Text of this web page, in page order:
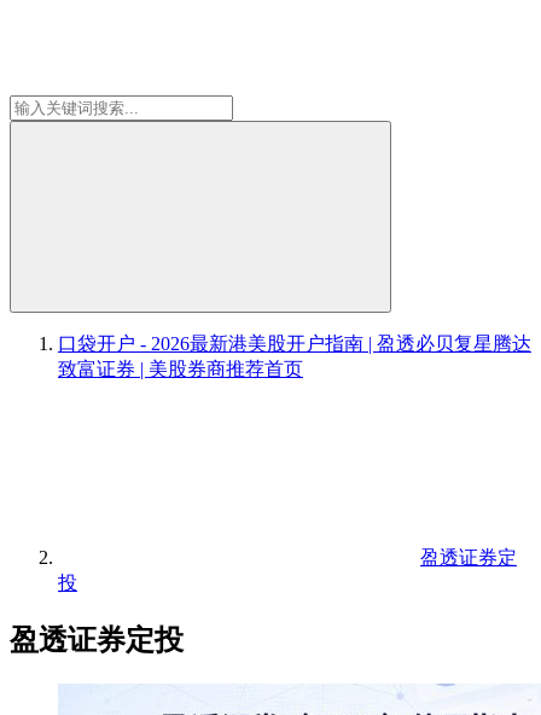
口袋开户 - 2026最新港美股开户指南 | 盈透必贝复星腾达
致富证券 | 美股券商推荐首页
盈透证券定
投
盈透证券定投